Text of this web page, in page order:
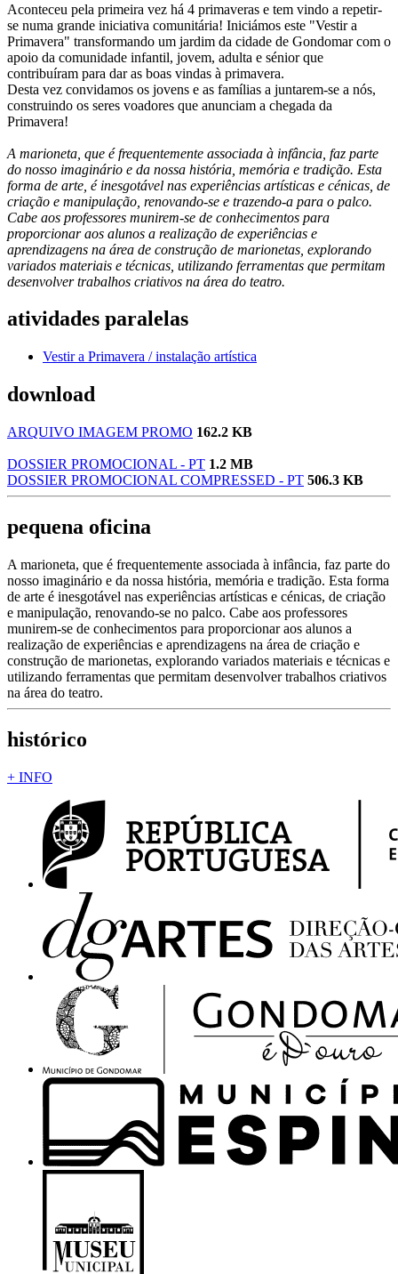
Aconteceu pela primeira vez há 4 primaveras e tem vindo a repetir-
se numa grande iniciativa comunitária! Iniciámos este "Vestir a
Primavera" transformando um jardim da cidade de Gondomar com o
apoio da comunidade infantil, jovem, adulta e sénior que
contribuíram para dar as boas vindas à primavera.
Desta vez convidamos os jovens e as famílias a juntarem-se a nós,
construindo os seres voadores que anunciam a chegada da
Primavera!
A marioneta, que é frequentemente associada à infância, faz parte
do nosso imaginário e da nossa história, memória e tradição. Esta
forma de arte, é inesgotável nas experiências artísticas e cénicas, de
criação e manipulação, renovando-se e trazendo-a para o palco.
Cabe aos professores munirem-se de conhecimentos para
proporcionar aos alunos a realização de experiências e
aprendizagens na área de construção de marionetas, explorando
variados materiais e técnicas, utilizando ferramentas que permitam
desenvolver trabalhos criativos na área do teatro.
atividades paralelas
Vestir a Primavera / instalação artística
download
ARQUIVO IMAGEM PROMO 162.2 KB
DOSSIER PROMOCIONAL - PT 1.2 MB
DOSSIER PROMOCIONAL COMPRESSED - PT 506.3 KB
pequena oficina
A marioneta, que é frequentemente associada à infância, faz parte do
nosso imaginário e da nossa história, memória e tradição. Esta forma
de arte é inesgotável nas experiências artísticas e cénicas, de criação
e manipulação, renovando-se no palco. Cabe aos professores
munirem-se de conhecimentos para proporcionar aos alunos a
realização de experiências e aprendizagens na área de criação e
construção de marionetas, explorando variados materiais e técnicas e
utilizando ferramentas que permitam desenvolver trabalhos criativos
na área do teatro.
histórico
+ INFO